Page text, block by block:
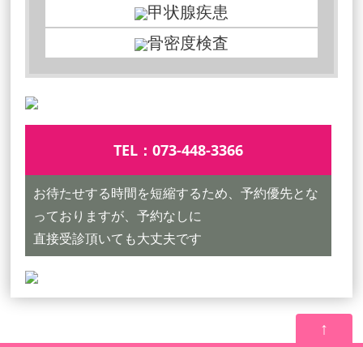
甲状腺疾患
骨密度検査
TEL：073-448-3366
お待たせする時間を短縮するため、予約優先とな
っておりますが、予約なしに
直接受診頂いても大丈夫です
↑